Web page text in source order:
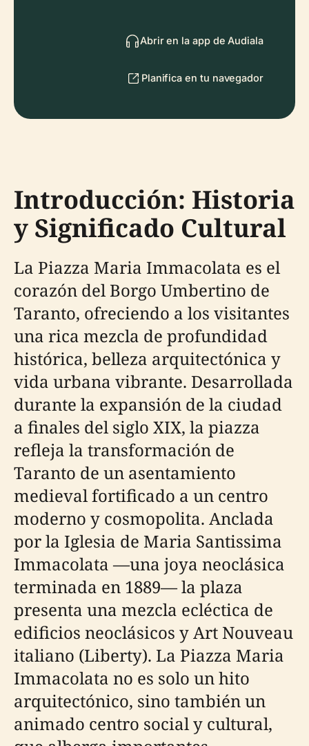
Abrir en la app de Audiala
Planifica en tu navegador
Introducción: Historia
y Significado Cultural
La Piazza Maria Immacolata es el
corazón del Borgo Umbertino de
Taranto, ofreciendo a los visitantes
una rica mezcla de profundidad
histórica, belleza arquitectónica y
vida urbana vibrante. Desarrollada
durante la expansión de la ciudad
a finales del siglo XIX, la piazza
refleja la transformación de
Taranto de un asentamiento
medieval fortificado a un centro
moderno y cosmopolita. Anclada
por la Iglesia de Maria Santissima
Immacolata —una joya neoclásica
terminada en 1889— la plaza
presenta una mezcla ecléctica de
edificios neoclásicos y Art Nouveau
italiano (Liberty). La Piazza Maria
Immacolata no es solo un hito
arquitectónico, sino también un
animado centro social y cultural,